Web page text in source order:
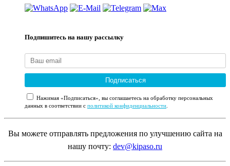
Подпишитесь на нашу рассылку
Подписаться
Нажимая «Подписаться», вы соглашаетесь на обработку персональных
данных в соответствии с политикой конфиденциальности
Вы можете отправлять предложения по улучшению сайта на
нашу почту: dev@kipaso.ru